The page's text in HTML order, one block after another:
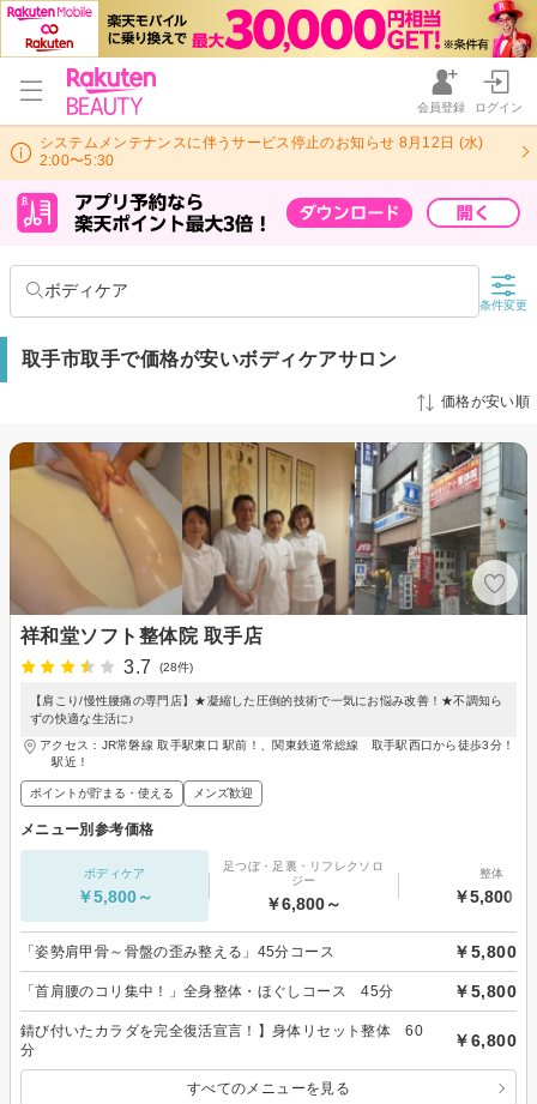
会員登録 ログイン
システムメンテナンスに伴うサービス停止のお知らせ 8月12日 (水)
2:00〜5:30
ボディケア
条件変更
取手市取手で価格が安いボディケアサロン
価格が安い順
祥和堂ソフト整体院 取手店
3.7
(28件)
【肩こり/慢性腰痛の専門店】★凝縮した圧倒的技術で一気にお悩み改善！★不調知ら
ずの快適な生活に♪
アクセス：JR常磐線 取手駅東口 駅前！、関東鉄道常総線 取手駅西口から徒歩3分！
駅近！
ポイントが貯まる・使える メンズ歓迎
メニュー別参考価格
ボディケア
￥5,800～
足つぼ・足裏・リフレクソロ
ジー
￥6,800～
整体
￥5,800～
「姿勢肩甲骨～骨盤の歪み整える」45分コース ￥5,800
「首肩腰のコリ集中！」全身整体・ほぐしコース 45分 ￥5,800
錆び付いたカラダを完全復活宣言！】身体リセット整体 60
分
￥6,800
すべてのメニューを見る